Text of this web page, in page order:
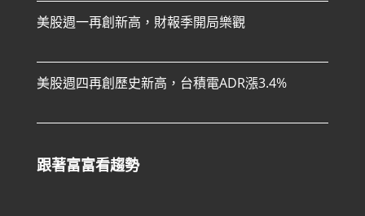
美股週一再創新高，財報季開局樂觀
美股週四再創歷史新高，台積電ADR漲3.4%
跟著富富看趨勢